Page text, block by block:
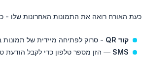
כעת האורח רואה את התמונות האחרונות שלו -
קוד QR
- סרוק לפתיחה מיידית של תמונות
SMS — הזן מספר טלפון כדי לקבל הודעת